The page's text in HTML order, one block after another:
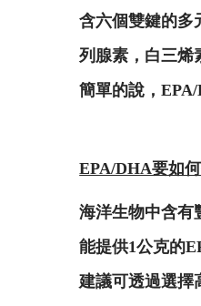
含六個雙鍵的多
列腺素，白三烯
簡單的說，
EPA/DHA要如
海洋生物中含有
能提供1公克的
建議可透過選擇